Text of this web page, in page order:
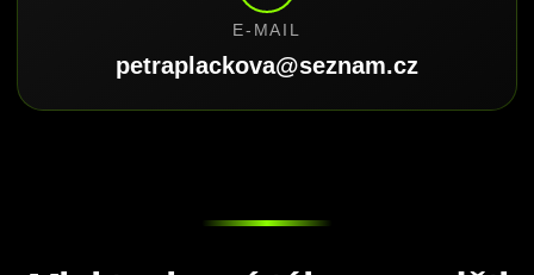
E-MAIL
petraplackova@seznam.cz